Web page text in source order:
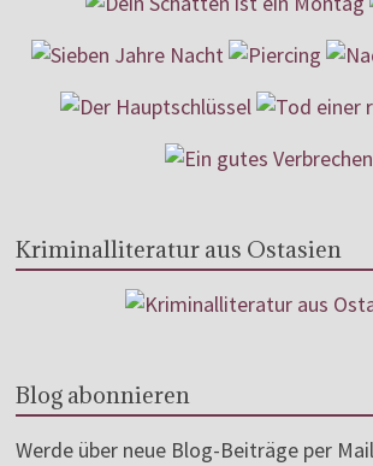
Kriminalliteratur aus Ostasien
Blog abonnieren
Werde über neue Blog-Beiträge per